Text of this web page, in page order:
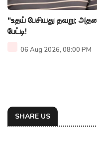
"உதய் பேசியது தவறு;
பேட்டி!
06 Aug 2026, 08:00 PM
SHARE US